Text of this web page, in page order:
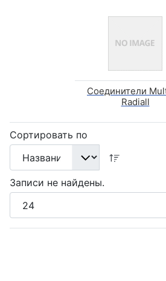
Соединители
Radiall
Сортировать по
Записи не найдены.